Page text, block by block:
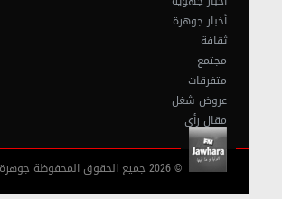
أخبار جوهرة
ثقافة
مجتمع
متفرقات
عروض شغل
مقال رأي
© 2026 جميع الحقوق المحفوظة جوهرة أف آم تونس |